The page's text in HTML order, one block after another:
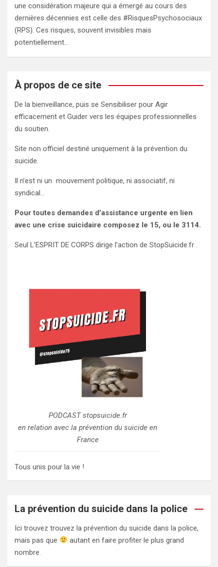
une considération majeure qui a émergé au cours des
dernières décennies est celle des #RisquesPsychosociaux
(RPS). Ces risques, souvent invisibles mais
potentiellement…
À propos de ce site
De la bienveillance, puis se Sensibiliser pour Agir
efficacement et Guider vers les équipes professionnelles
du soutien.
Site non officiel destiné uniquement à la prévention du
suicide.
Il n’est ni un mouvement politique, ni associatif, ni
syndical…
Pour toutes demandes d’assistance urgente en lien
avec une crise suicidaire composez le 15, ou le 3114.
Seul L’ESPRIT DE CORPS dirige l’action de StopSuicide.fr .
PODCAST stopsuicide.fr
en relation avec la prévention du suicide en
France
Tous unis pour la vie !
La prévention du suicide dans la police
Ici trouvez trouvez la prévention du suicide dans la police,
mais pas que
autant en faire profiter le plus grand
nombre.